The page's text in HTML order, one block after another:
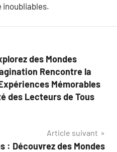
inoubliables.
des Mondes
Rencontre la
Mémorables
des Lecteurs de Tous
Article suivant
: Découvrez des Mondes